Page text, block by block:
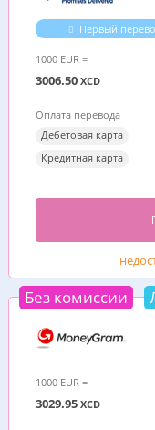
Первый
1000 EUR =
3006.50 XCD
Оплата перевода
Дебетовая карта
Кредитная карта
Без комиссии
1000 EUR =
3029.95 XCD